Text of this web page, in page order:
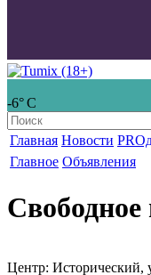
-6° С
Главная Новости
Главное Объявления
Свободное
Центр: Исторический,